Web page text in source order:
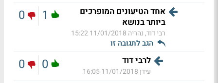
אחד הטיעונים המופרכים
ביותר בנושא
רבי דוד, נהריה 11/01/2018 15:22
הגב לתגובה זו
1
0
לרבי דוד
עידן11/01/2018 16:05
0
0